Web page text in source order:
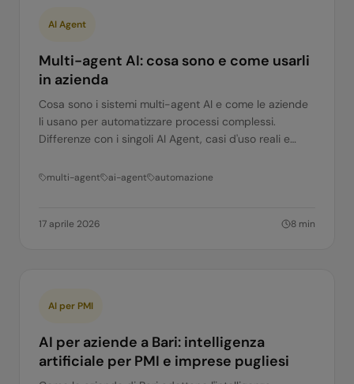
AI Agent
Multi-agent AI: cosa sono e come usarli
in azienda
Cosa sono i sistemi multi-agent AI e come le aziende
li usano per automatizzare processi complessi.
Differenze con i singoli AI Agent, casi d'uso reali e
multi-agent ai-agent automazione
17 aprile 2026 8 min
AI per PMI
AI per aziende a Bari: intelligenza
artificiale per PMI e imprese pugliesi